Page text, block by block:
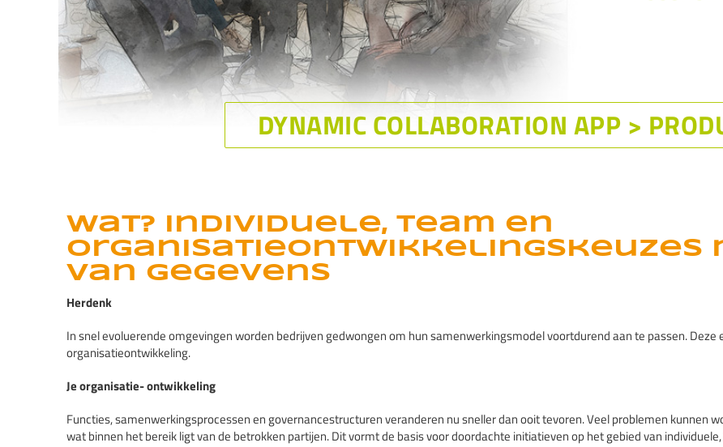
Wat? Individuele, team en
organisatieontwikkelingskeuzes
van gegevens
Herdenk
In snel evoluerende omgevingen worden bedrijven gedwongen om hun samenwerkingsmodel voortdurend aan te passen.
organisatieontwikkeling.
Je organisatie- ontwikkeling
Functies, samenwerkingsprocessen en governancestructuren veranderen nu sneller dan ooit tevoren. Veel problemen kunnen
wat binnen het bereik ligt van de betrokken partijen. Dit vormt de basis voor doordachte initiatieven op het gebied van